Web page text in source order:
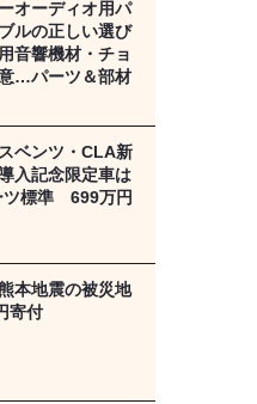
オーディオ用パ
ルの正しい選び
音響機材・チョ
…パーツ＆部材
ベンツ・CLA新
入記念限定車は
ツ標準 699万円
本地震の被災地
寄付